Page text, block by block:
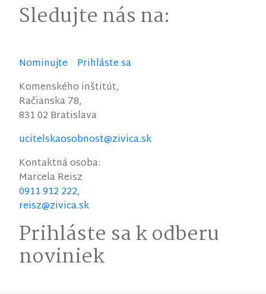
Sledujte nás na:
Nominujte
Prihláste sa
Komenského inštitút,
Račianska 78,
831 02 Bratislava
ucitelskaosobnost@zivica.sk
Kontaktná osoba:
MarcelaReisz
0911 912 222,
reisz@zivica.sk
Prihláste sa k odberu
noviniek